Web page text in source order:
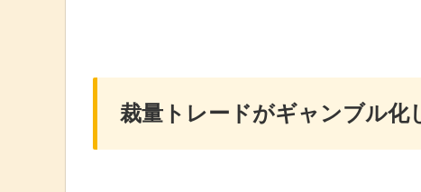
裁量トレードがギャンブル化